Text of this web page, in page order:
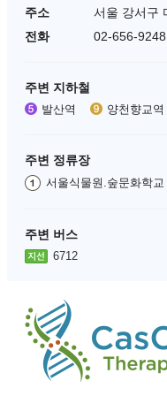
주소
서울 강서구
전화
02-656-9248
주변 지하철
발산역 양천향교역
주변 정류장
서울식물원.숲문화학교
주변 버스
6712